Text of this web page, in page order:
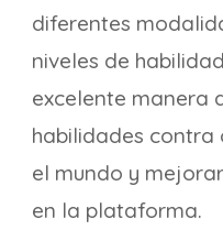
diferentes
niveles de
excelente manera
habilidades
el mundo y
en la plataforma.